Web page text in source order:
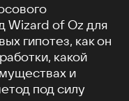
Wizard of Oz для
гипотез, как он
какой
и
под силу